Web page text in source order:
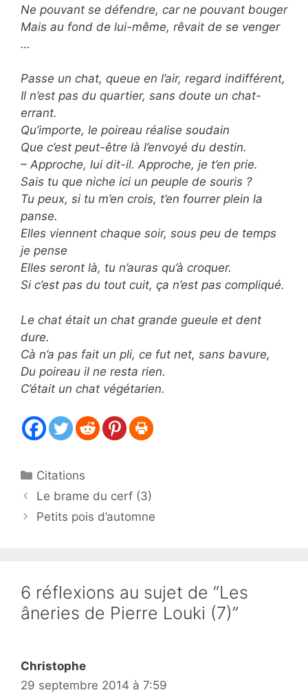
Ne pouvant se défendre, car ne pouvant bouger
Mais au fond de lui-même, rêvait de se venger
…
Passe un chat, queue en l’air, regard indifférent,
Il n’est pas du quartier, sans doute un chat-
errant.
Qu’importe, le poireau réalise soudain
Que c’est peut-être là l’envoyé du destin.
– Approche, lui dit-il. Approche, je t’en prie.
Sais tu que niche ici un peuple de souris ?
Tu peux, si tu m’en crois, t’en fourrer plein la
panse.
Elles viennent chaque soir, sous peu de temps
je pense
Elles seront là, tu n’auras qu’à croquer.
Si c’est pas du tout cuit, ça n’est pas compliqué.
Le chat était un chat grande gueule et dent
dure.
Cà n’a pas fait un pli, ce fut net, sans bavure,
Du poireau il ne resta rien.
C’était un chat végétarien.
Catégories
Citations
Le brame du cerf (3)
Petits pois d’automne
6 réflexions au sujet de “Les
âneries de Pierre Louki (7)”
Christophe
29 septembre 2014 à 7:59